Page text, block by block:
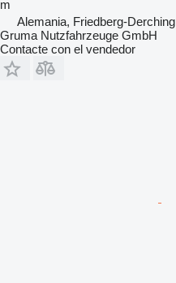
m
Alemania, Friedberg-Derching
Gruma Nutzfahrzeuge GmbH
Contacte con el vendedor